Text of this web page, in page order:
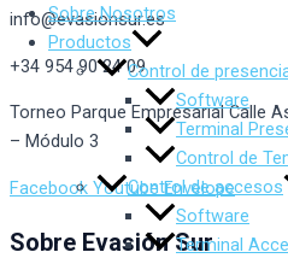
Sobre Nosotros
Productos
Control de
Software
Terminal
Control de
Control de accesos
Software
Terminal
info@evasionsur.es
+34 954 90 24 09
Torneo Parque Empresarial Calle
– Módulo 3
Facebook Youtube Envelope
Sobre Evasión Sur